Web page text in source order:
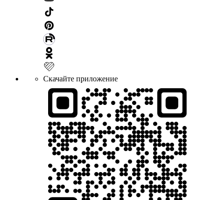
Скачайте приложение